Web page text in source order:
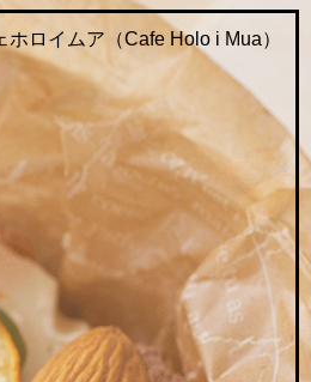
ロイムア（Cafe Holo i Mua）